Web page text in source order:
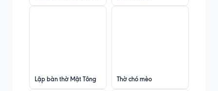
Tiên
Lập bàn thờ Mật Tông Thờ chó mèo